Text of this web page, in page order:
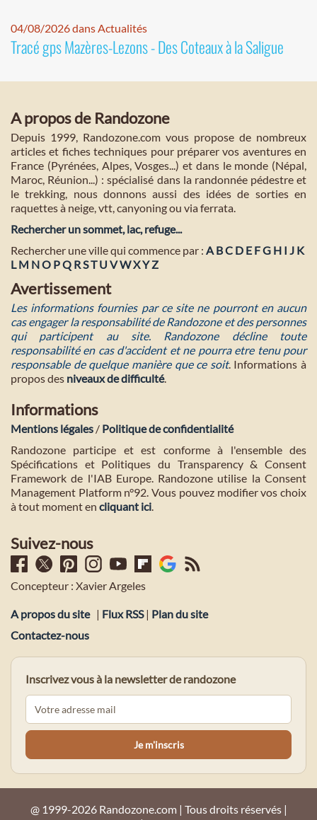
04/08/2026 dans Actualités
Tracé gps Mazères-Lezons - Des Coteaux à la Saligue
A propos de Randozone
Depuis 1999, Randozone.com vous propose de nombreux
articles et fiches techniques pour préparer vos aventures en
France (Pyrénées, Alpes, Vosges...) et dans le monde (Népal,
Maroc, Réunion...) : spécialisé dans la randonnée pédestre et
le trekking, nous donnons aussi des idées de sorties en
raquettes à neige, vtt, canyoning ou via ferrata.
Rechercher un sommet, lac, refuge...
Rechercher une ville qui commence par : A BC D E FG H I J K
L M NO PQ R ST U VWXY Z
Avertissement
Les informations fournies par ce site ne pourront en aucun
cas engager la responsabilité de Randozone et des personnes
qui participent au site. Randozone décline toute
responsabilité en cas d'accident et ne pourra etre tenu pour
responsable de quelque manière que ce soit. Informations à
propos des niveaux de difficulté.
Informations
Mentions légales / Politique de confidentialité
Randozone participe et est conforme à l'ensemble des
Spécifications et Politiques du Transparency & Consent
Framework de l'IAB Europe. Randozone utilise la Consent
Management Platform n°92. Vous pouvez modifier vos choix
à tout moment en cliquant ici
Suivez-nous
Concepteur : Xavier Argeles
A propos du site | Flux RSS| Plan du site
Contactez-nous
Inscrivez vous à la newsletter de randozone
@ 1999-2026 Randozone.com | Tous droits réservés |